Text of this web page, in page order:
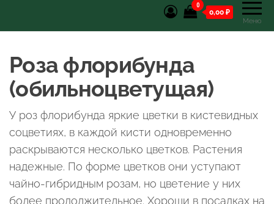
Меню
0
0,00 ₽
Роза флорибунда
(обильноцветущая)
У роз флорибунда яркие цветки в кистевидных
соцветиях, в каждой кисти одновременно
раскрываются несколько цветков. Растения
надежные. По форме цветков они уступают
чайно-гибридным розам, но цветение у них
более продолжительное. Хороши в посадках на